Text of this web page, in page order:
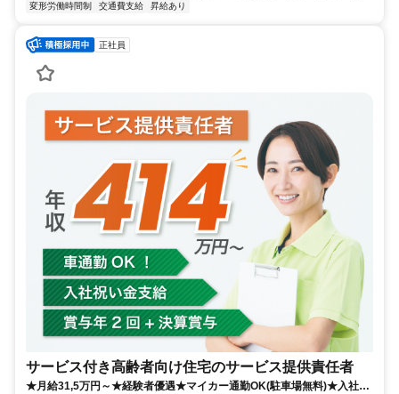
変形労働時間制 交通費支給 昇給あり
正社員
サービス付き高齢者向け住宅のサービス提供責任者
★月給31,5万円～★経験者優遇★マイカー通勤OK(駐車場無料)★入社祝